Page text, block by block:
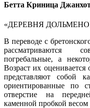
Бетта Криница
«ДЕРЕВНЯ
В переводе с
рассматриваются
погребальные, а
Возраст их
представляют собой
ориентированные по
отверстие на
каменной пробкой весом